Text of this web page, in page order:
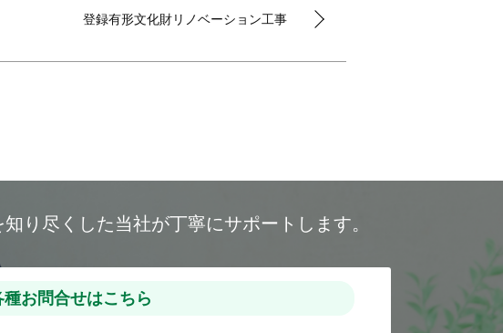
登録有形文化財リノベーション工事
り尽くした当社が丁寧にサポートします。
種お問合せはこちら